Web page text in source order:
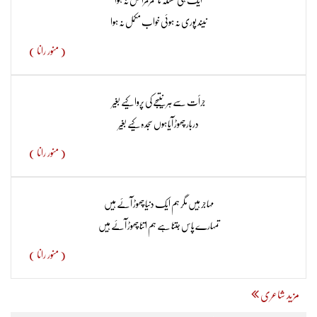
نیند پوری نہ ہوئی خواب مکمل نہ ہوا
( منور رانا )
جرأت سے ہر نتیجے کی پروا کیے بغیر
دربار چھوڑ آیا ہوں سجدہ کیے بغیر
( منور رانا )
مہاجر ہیں مگر ہم ایک دنیا چھوڑ آئے ہیں
تمہارے پاس جتنا ہے ہم اتنا چھوڑ آئے ہیں
( منور رانا )
مزید شاعری